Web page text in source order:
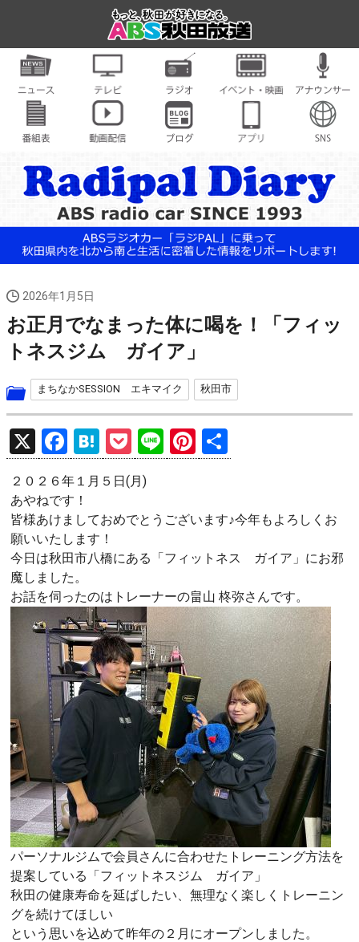
2026年1月5日
お正月でなまった体に喝を！「フィッ
トネスジム ガイア」
まちなかSESSION エキマイク 秋田市
X
F
a
ce
b
o
o
k
H
at
e
n
a
P
o
ck
et
Li
n
Pi
nt
es
有
２０２６年１月５日(月)
あやねです！
皆様あけましておめでとうございます♪今年もよろしくお
願いいたします！
今日は秋田市八橋にある「フィットネス ガイア」にお邪
魔しました。
お話を伺ったのはトレーナーの畠山 柊弥さんです。
パーソナルジムで会員さんに合わせたトレーニング方法を
提案している「フィットネスジム ガイア」
秋田の健康寿命を延ばしたい、無理なく楽しくトレーニン
グを続けてほしい
という思いを込めて昨年の２月にオープンしました。